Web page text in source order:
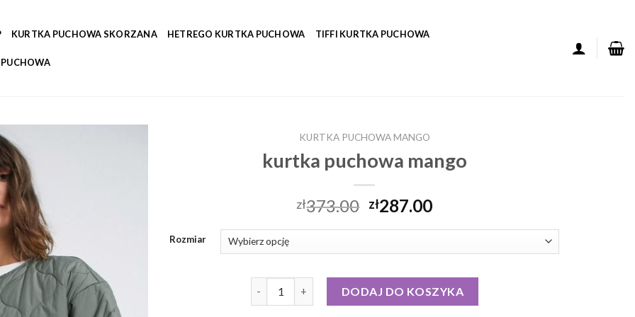
KURTKA PUCHOWA SKORZANA HETREGO KURTKA PUCHOWA TIFFI KURTKA PUCHOWA
KURTKA PUCHOWA MANGO
kurtka puchowa mango
zł373.00 zł287.00
Rozmiar
DODAJ DO KOSZYKA